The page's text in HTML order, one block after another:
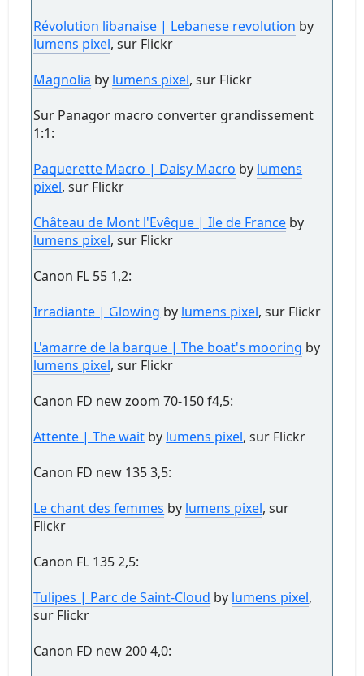
Révolution libanaise | Lebanese revolution by
lumens pixel, sur Flickr
Magnolia by lumens pixel, sur Flickr
Sur Panagor macro converter grandissement
1:1:
Paquerette Macro | Daisy Macro by lumens
pixel, sur Flickr
Château de Mont l'Evêque | Ile de France by
lumens pixel, sur Flickr
Canon FL 55 1,2:
Irradiante | Glowing by lumens pixel, sur Flickr
L'amarre de la barque | The boat's mooring by
lumens pixel, sur Flickr
Canon FD new zoom 70-150 f4,5:
Attente | The wait by lumens pixel, sur Flickr
Canon FD new 135 3,5:
Le chant des femmes by lumens pixel, sur
Flickr
Canon FL 135 2,5:
Tulipes | Parc de Saint-Cloud by lumens pixel,
sur Flickr
Canon FD new 200 4,0: